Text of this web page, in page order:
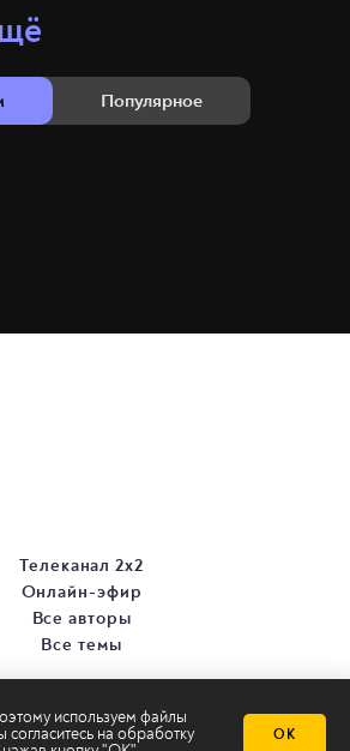
Популярное
используем файлы
на обработку
ОК
Телеканал 2х2
Онлайн-эфир
Все авторы
Все темы